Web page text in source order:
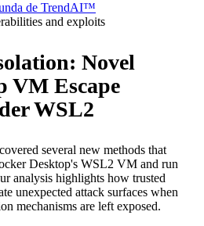
de TrendAI™
and exploits
Novel
VM Escape
WSL2
several new methods that
Desktop's WSL2 VM and run
analysis highlights how trusted
unexpected attack surfaces when
mechanisms are left exposed.